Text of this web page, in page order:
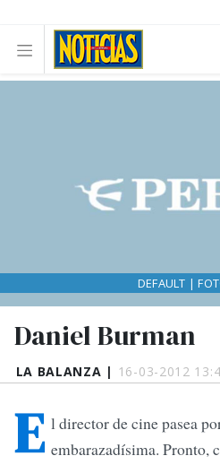
LA BALANZA | 16-03-2012
Daniel Burman
DEFAULT |
E l director de cine pasea
embarazadísima. Pronto,